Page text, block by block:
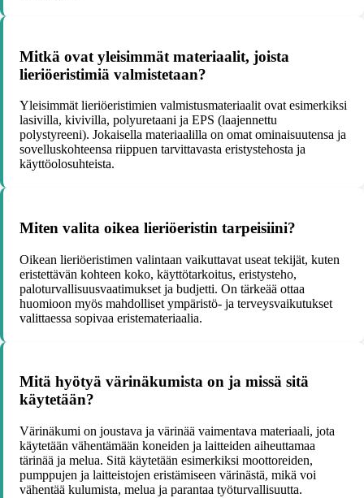
Mitkä ovat yleisimmät materiaalit, joista
lieriöeristimiä valmistetaan?
Yleisimmät lieriöeristimien valmistusmateriaalit ovat esimerkiksi
lasivilla, kivivilla, polyuretaani ja EPS (laajennettu
polystyreeni). Jokaisella materiaalilla on omat ominaisuutensa ja
sovelluskohteensa riippuen tarvittavasta eristystehosta ja
käyttöolosuhteista.
Miten valita oikea lieriöeristin tarpeisiini?
Oikean lieriöeristimen valintaan vaikuttavat useat tekijät, kuten
eristettävän kohteen koko, käyttötarkoitus, eristysteho,
paloturvallisuusvaatimukset ja budjetti. On tärkeää ottaa
huomioon myös mahdolliset ympäristö- ja terveysvaikutukset
valittaessa sopivaa eristemateriaalia.
Mitä hyötyä värinäkumista on ja missä sitä
käytetään?
Värinäkumi on joustava ja värinää vaimentava materiaali, jota
käytetään vähentämään koneiden ja laitteiden aiheuttamaa
tärinää ja melua. Sitä käytetään esimerkiksi moottoreiden,
pumppujen ja laitteistojen eristämiseen värinästä, mikä voi
vähentää kulumista, melua ja parantaa työturvallisuutta.